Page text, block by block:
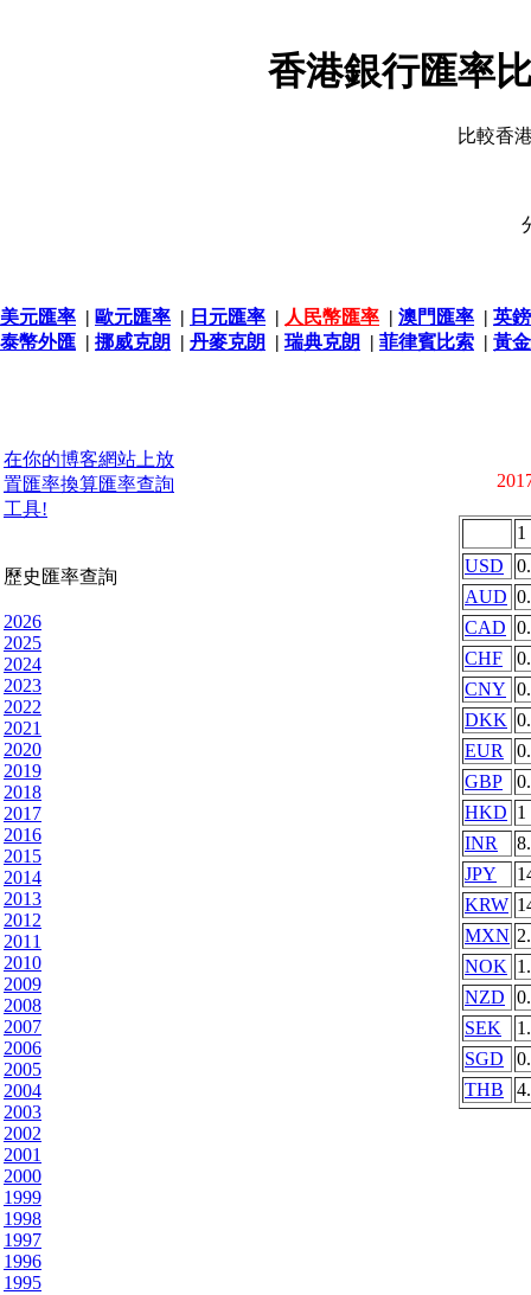
香港銀行匯率
比較香
美元匯率 | 歐元匯率 | 日元匯率 | 人民幣匯率 | 澳門匯率 | 英
泰幣外匯 | 挪威克朗 | 丹麥克朗 | 瑞典克朗 | 菲律賓比索 | 黃
在你的博客網站上放
置匯率換算匯率查詢
工具!
歷史匯率查詢
2026
2025
2024
2023
2022
2021
2020
2019
2018
2017
2016
2015
2014
2013
2012
2011
2010
2009
2008
2007
2006
2005
2004
2003
2002
2001
2000
1999
1998
1997
1996
1995
1
USD
AUD
CAD
CHF
CNY
DKK
EUR
GBP
HKD 1
INR
JPY
KRW
MXN
NOK
NZD
SEK
SGD
THB